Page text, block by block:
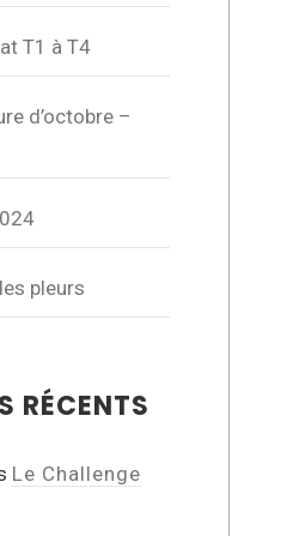
T1 à T4
d’octobre –
pleurs
RÉCENTS
Le Challenge